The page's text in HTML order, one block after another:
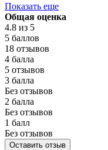
Показать еще
Общая оценка
4.8 из 5
5 баллов
18 отзывов
4 балла
5 отзывов
3 балла
Без отзывов
2 балла
Без отзывов
1 балл
Без отзывов
Оставить отзыв